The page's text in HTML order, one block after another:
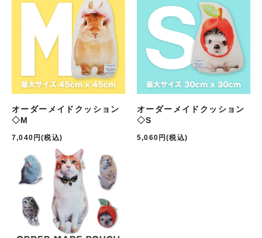
オーダーメイドクッション
◇M
7,040円(税込)
オーダーメイドクッション
◇S
5,060円(税込)